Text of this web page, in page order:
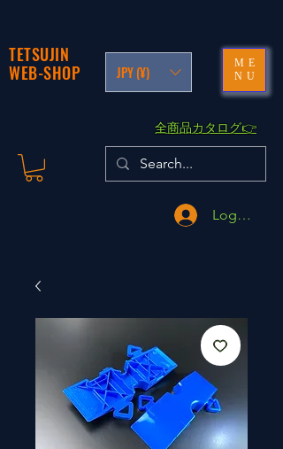
TETSUJIN
WEB-SHOP
JPY (¥)
ME
NU
​全商品カタログ👉
Logga in